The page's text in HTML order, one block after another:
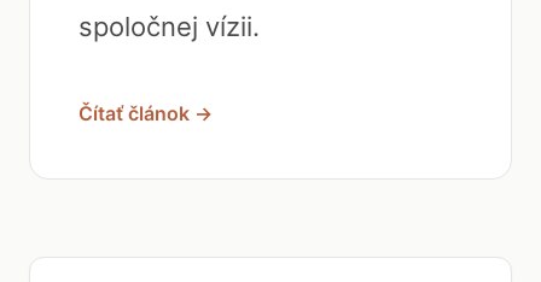
spoločnej vízii.
Čítať článok →